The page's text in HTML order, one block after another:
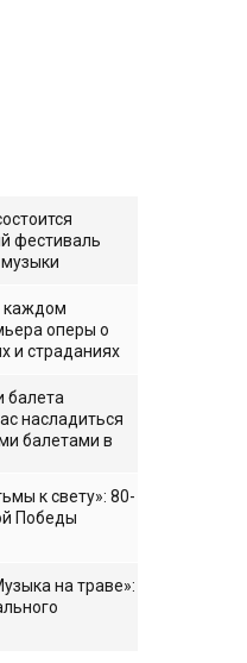
фестиваль
каждом
оперы о
и страданиях
балета
насладиться
балетами в
к свету»: 80-
Победы
на траве»: